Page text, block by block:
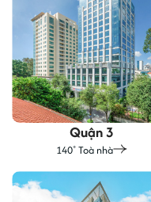
Quận 3
140+Toà nhà